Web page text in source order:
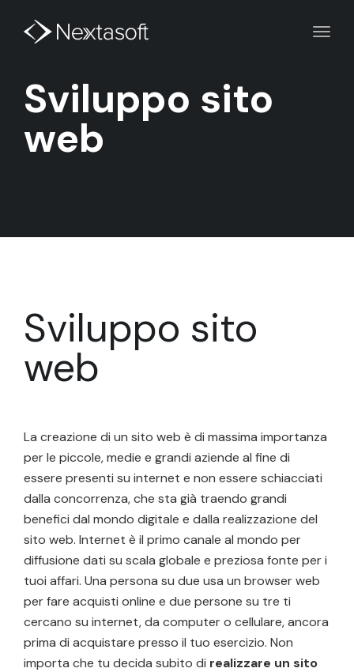
Sviluppo sito
web
Sviluppo sito
web
La creazione di un sito web è di massima importanza
per le piccole, medie e grandi aziende al fine di
essere presenti su internet e non essere schiacciati
dalla concorrenza, che sta già traendo grandi
benefici dal mondo digitale e dalla realizzazione del
sito web. Internet è il primo canale al mondo per
diffusione dati su scala globale e preziosa fonte per i
tuoi affari. Una persona su due usa un browser web
per fare acquisti online e due persone su tre ti
cercano su internet, da computer o cellulare, ancora
prima di acquistare presso il tuo esercizio. Non
importa che tu decida subito di realizzare un sito